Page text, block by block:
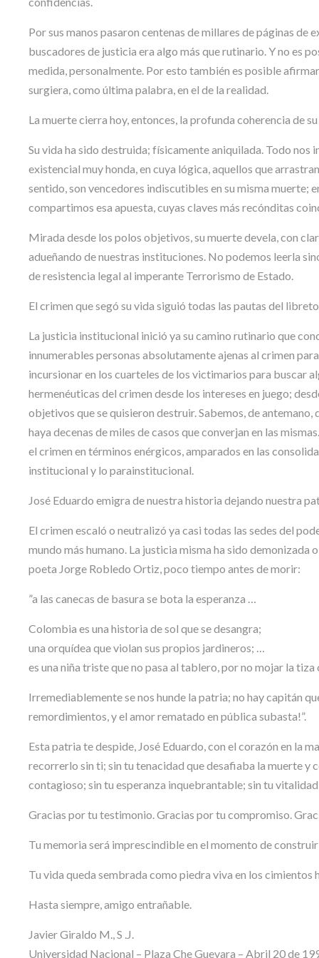
Por sus manos pasaron centenas de millares de páginas
buscadores de justicia era algo más que rutinario. Y no es
medida, personalmente. Por esto también es posible
surgiera, como última palabra, en el de la realidad.
La muerte cierra hoy, entonces, la profunda coherencia de
Su vida ha sido destruida; físicamente aniquilada. Todo
existencial muy honda, en cuya lógica, aquellos que
sentido, son vencedores indiscutibles en su misma muerte;
compartimos esa apuesta, cuyas claves más recónditas
Mirada desde los polos objetivos, su muerte devela, con
adueñando de nuestras instituciones. No podemos leerla
de resistencia legal al imperante Terrorismo de Estado.
El crimen que segó su vida siguió todas las pautas del
La justicia institucional inició ya su camino rutinario que
innumerables personas absolutamente ajenas al crimen
incursionar en los cuarteles de los victimarios para buscar
hermenéuticas del crimen desde los intereses en juego;
objetivos que se quisieron destruir. Sabemos, de
haya decenas de miles de casos que converjan en las
el crimen en términos enérgicos, amparados en las
institucional y lo parainstitucional.
José Eduardo emigra de nuestra historia dejando nuestra
El crimen escaló o neutralizó ya casi todas las sedes del
mundo más humano. La justicia misma ha sido
poeta Jorge Robledo Ortiz, poco tiempo antes de morir:
”a las canecas de basura se bota la esperanza …
Colombia es una historia de sol que se desangra;
una orquídea que violan sus propios jardineros; …
es una niña triste que no pasa al tablero, por no mojar la tiza
Irremediablemente se nos hunde la patria; no hay capitán
remordimientos, y el amor rematado en pública subasta!”.
Esta patria te despide, José Eduardo, con el corazón en la
recorrerlo sin ti; sin tu tenacidad que desafiaba la muerte y
contagioso; sin tu esperanza inquebrantable; sin tu
Gracias por tu testimonio. Gracias por tu compromiso.
Tu memoria será imprescindible en el momento de
Tu vida queda sembrada como piedra viva en los cimientos
Hasta siempre, amigo entrañable.
Javier Giraldo M., S .J.
Universidad Nacional – Plaza Che Guevara – Abril 20 de